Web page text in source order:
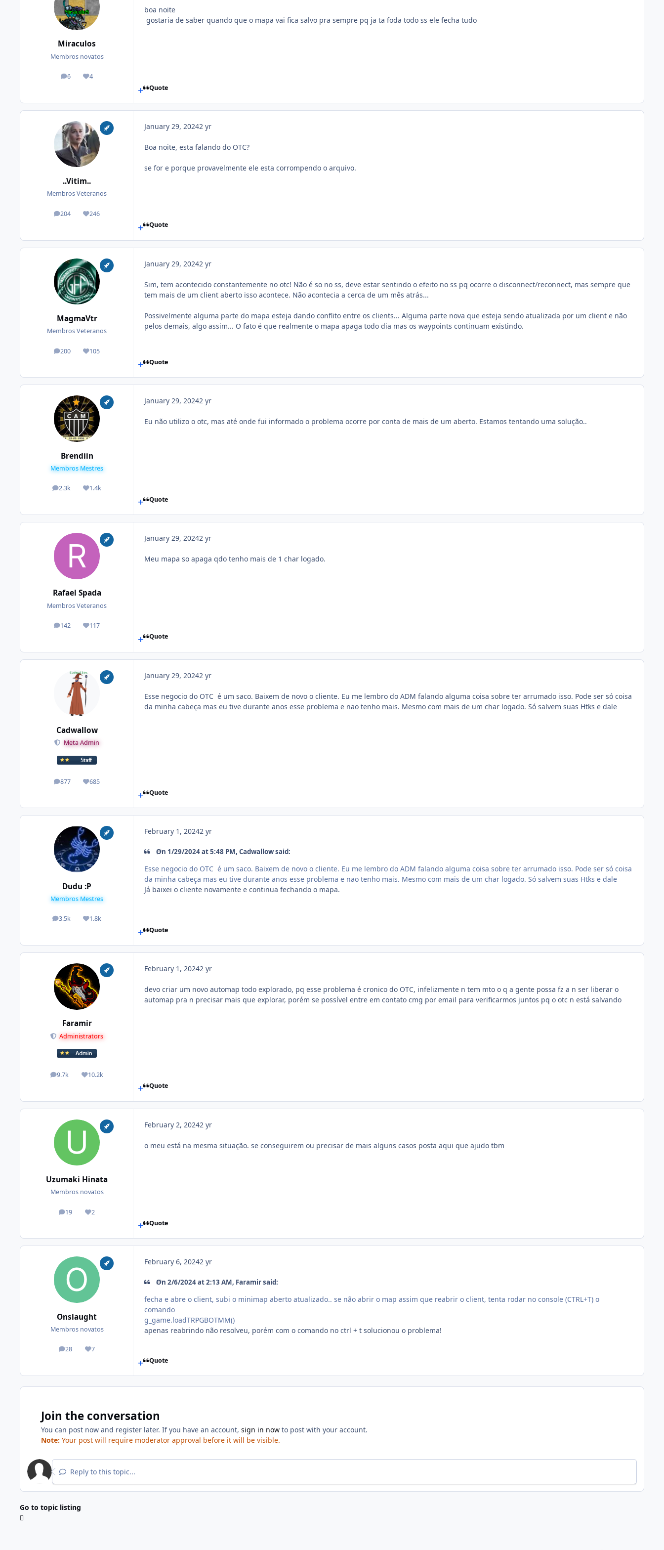
Miraculos
Membros novatos
6
posts 4
Reputation
boa noite
gostaria de saber quando que o mapa vai fica salvo pra sempre pq ja ta foda todo ss ele fecha tudo
Quote
..Vitim..
Membros Veteranos
204
posts 246
Reputation
January 29, 20242 yr
Boa noite, esta falando do OTC?
se for e porque provavelmente ele esta corrompendo o arquivo.
Quote
MagmaVtr
Membros Veteranos
200
posts 105
Reputation
January 29, 20242 yr
Sim, tem acontecido constantemente no otc! Não é so no ss, deve estar sentindo o efeito no ss pq ocorre o disconnect/reconnect, mas sempre que
tem mais de um client aberto isso acontece. Não acontecia a cerca de um mês atrás...
Possivelmente alguma parte do mapa esteja dando conflito entre os clients... Alguma parte nova que esteja sendo atualizada por um client e não
pelos demais, algo assim... O fato é que realmente o mapa apaga todo dia mas os waypoints continuam existindo.
Quote
Brendiin
Membros Mestres
2.3k
posts 1.4k
Reputation
January 29, 20242 yr
Eu não utilizo o otc, mas até onde fui informado o problema ocorre por conta de mais de um aberto. Estamos tentando uma solução..
Quote
Rafael Spada
Membros Veteranos
142
posts 117
Reputation
January 29, 20242 yr
Meu mapa so apaga qdo tenho mais de 1 char logado.
Quote
Cadwallow
Meta Admin
877
posts 685
Reputation
January 29, 20242 yr
Esse negocio do OTC é um saco. Baixem de novo o cliente. Eu me lembro do ADM falando alguma coisa sobre ter arrumado isso. Pode ser só coisa
da minha cabeça mas eu tive durante anos esse problema e nao tenho mais. Mesmo com mais de um char logado. Só salvem suas Htks e dale
Quote
Dudu :P
Membros Mestres
3.5k
posts 1.8k
Reputation
February 1, 20242 yr
On 1/29/2024 at 5:48 PM,Cadwallowsaid:
Esse negocio do OTC é um saco. Baixem de novo o cliente. Eu me lembro do ADM falando alguma coisa sobre ter arrumado isso. Pode ser só coisa
da minha cabeça mas eu tive durante anos esse problema e nao tenho mais. Mesmo com mais de um char logado. Só salvem suas Htks e dale
Já baixei o cliente novamente e continua fechando o mapa.
Quote
Faramir
Administrators
9.7k
posts 10.2k
Reputation
February 1, 20242 yr
devo criar um novo automap todo explorado, pq esse problema é cronico do OTC, infelizmente n tem mto o q a gente possa fz a n ser liberar o
automap pra n precisar mais que explorar, porém se possível entre em contato cmg por email para verificarmos juntos pq o otc n está salvando
Quote
Uzumaki Hinata
Membros novatos
19
posts 2
Reputation
February 2, 20242 yr
o meu está na mesma situação. se conseguirem ou precisar de mais alguns casos posta aqui que ajudo tbm
Quote
Onslaught
Membros novatos
28
posts 7
Reputation
February 6, 20242 yr
On 2/6/2024 at 2:13 AM, Faramirsaid:
fecha e abre o client, subi o minimap aberto atualizado.. se não abrir o map assim que reabrir o client, tenta rodar no console (CTRL+T) o
comando
g_game.loadTRPGBOTMM()
apenas reabrindo não resolveu, porém com o comando no ctrl + t solucionou o problema!
Quote
Join the conversation
You can post now and register later. If you have an account, sign in now to post with your account.
Note: Your post will require moderator approval before it will be visible.
Reply to this topic...
Go to topic listing